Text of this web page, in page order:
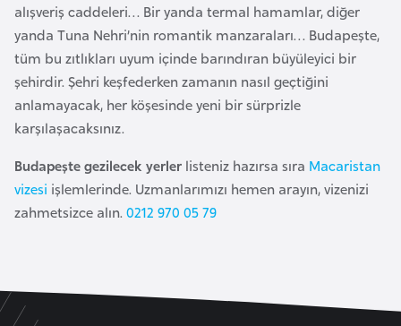
alışveriş caddeleri… Bir yanda termal hamamlar, diğer
yanda Tuna Nehri’nin romantik manzaraları… Budapeşte,
tüm bu zıtlıkları uyum içinde barındıran büyüleyici bir
şehirdir. Şehri keşfederken zamanın nasıl geçtiğini
anlamayacak, her köşesinde yeni bir sürprizle
karşılaşacaksınız.
Budapeşte gezilecek yerler listeniz hazırsa sıra Macaristan
vizesi işlemlerinde. Uzmanlarımızı hemen arayın, vizenizi
zahmetsizce alın. 0212 970 05 79
D
a
n
i
m
r
k
a
e
m